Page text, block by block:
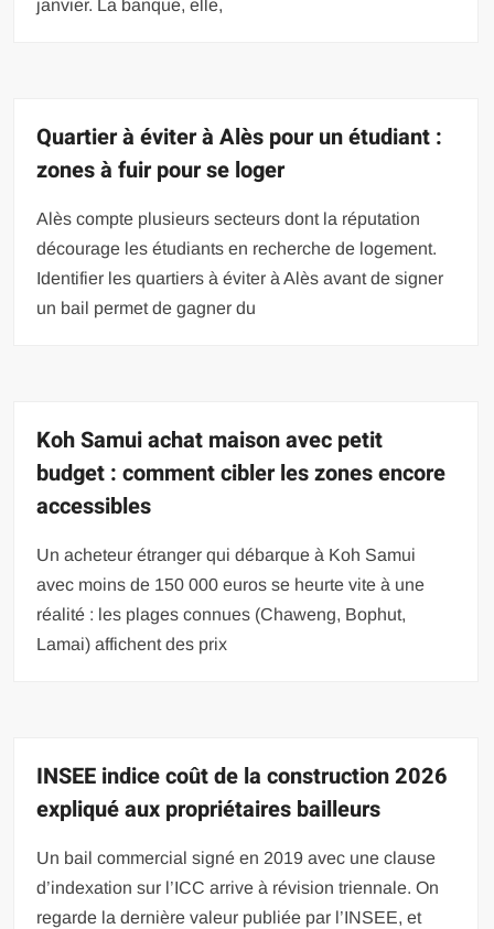
janvier. La banque, elle,
Quartier à éviter à Alès pour un étudiant :
zones à fuir pour se loger
Alès compte plusieurs secteurs dont la réputation
décourage les étudiants en recherche de logement.
Identifier les quartiers à éviter à Alès avant de signer
un bail permet de gagner du
Koh Samui achat maison avec petit
budget : comment cibler les zones encore
accessibles
Un acheteur étranger qui débarque à Koh Samui
avec moins de 150 000 euros se heurte vite à une
réalité : les plages connues (Chaweng, Bophut,
Lamai) affichent des prix
INSEE indice coût de la construction 2026
expliqué aux propriétaires bailleurs
Un bail commercial signé en 2019 avec une clause
d’indexation sur l’ICC arrive à révision triennale. On
regarde la dernière valeur publiée par l’INSEE, et